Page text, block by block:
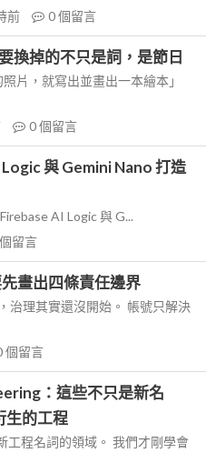
前 0個留言
換掉的不只是詞，是節日
片，就寫出並畫出一本繪本」
0個留言
與 Gemini Nano 打造
AI Logic 與 G...
個留言
畫出四條責任邊界
治理其實還沒開始。 帳號只解決
個留言
：這些不只是新名
生的工程
程名詞的領域。 我們才剛學會